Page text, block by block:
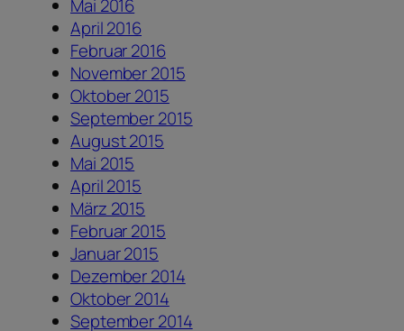
Mai 2016
April 2016
Februar 2016
November 2015
Oktober 2015
September 2015
August 2015
Mai 2015
April 2015
März 2015
Februar 2015
Januar 2015
Dezember 2014
Oktober 2014
September 2014